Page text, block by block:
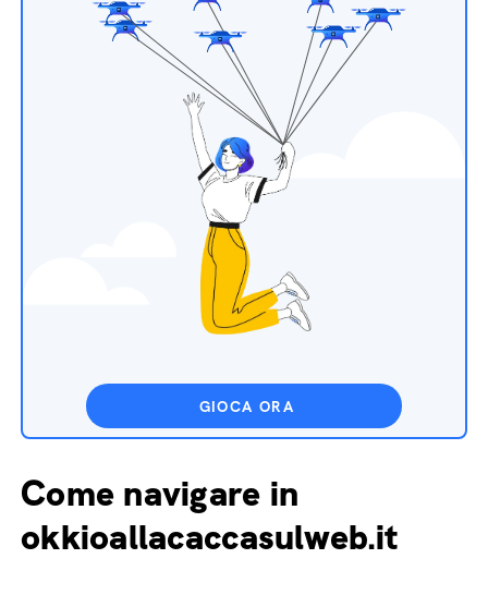
GIOCA ORA
Come navigare in
okkioallacaccasulweb.it